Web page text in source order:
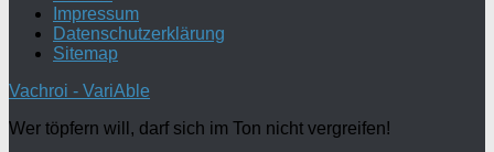
Impressum
Datenschutzerklärung
Sitemap
Vachroi - VariAble
Wer töpfern will, darf sich im Ton nicht vergreifen!